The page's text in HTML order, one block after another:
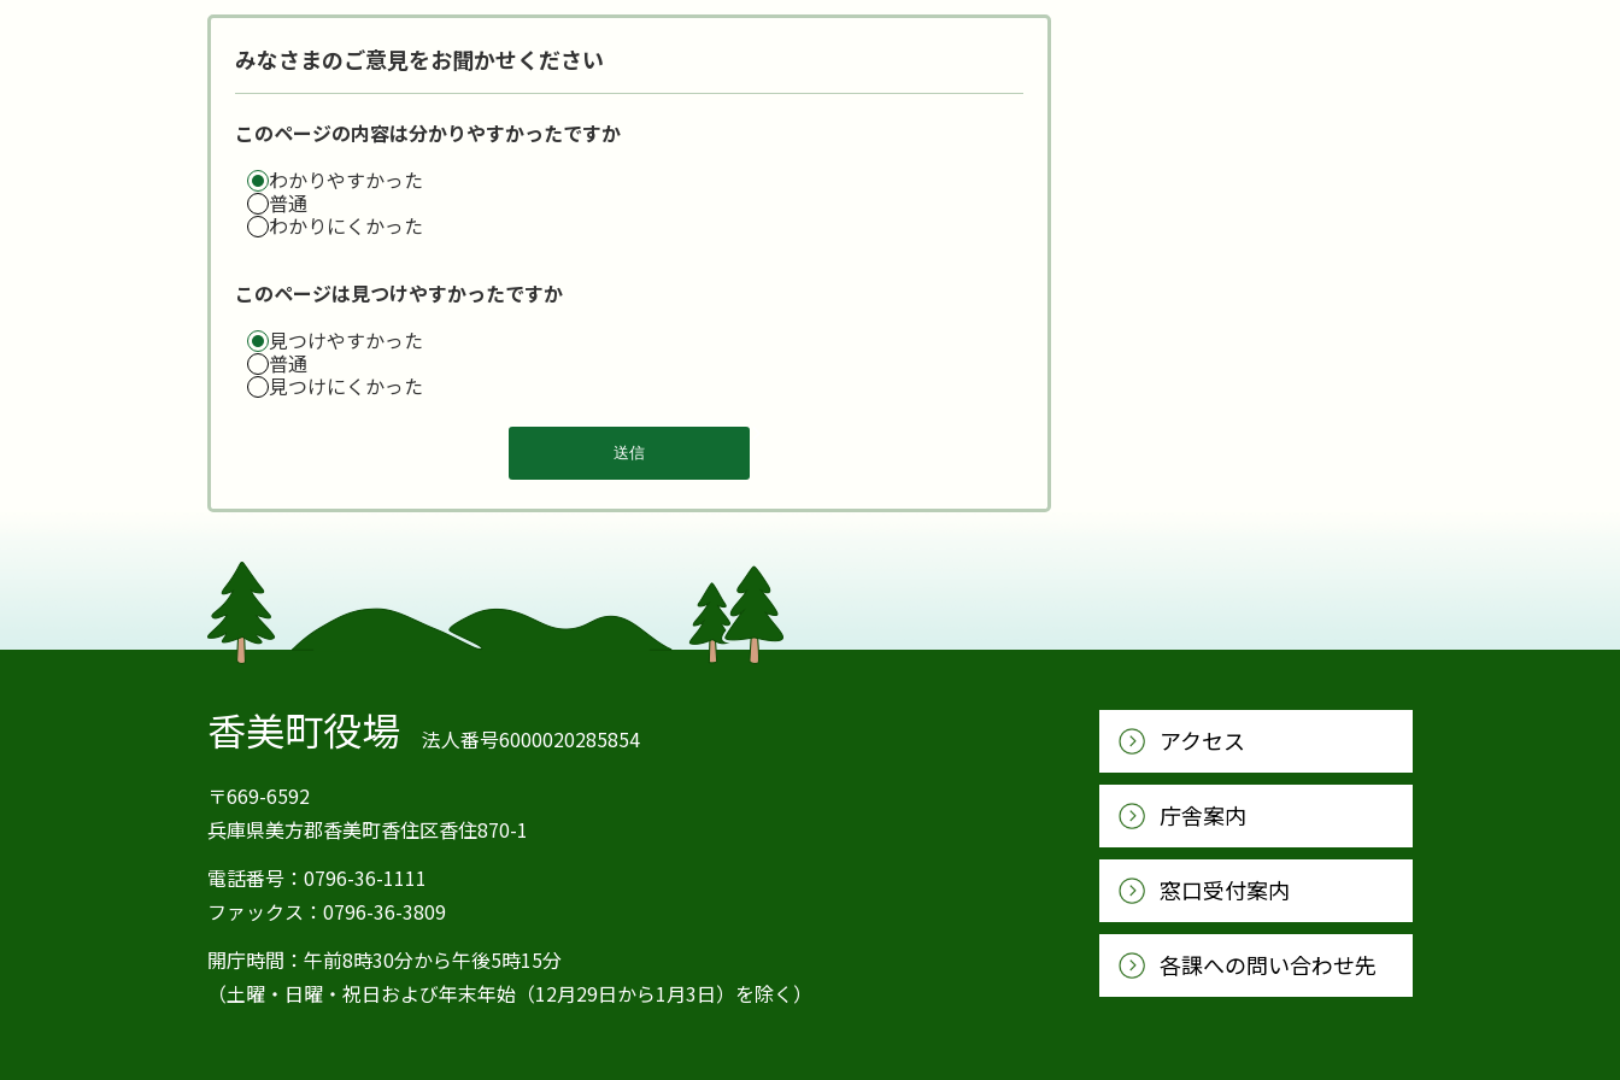
みなさまのご意見をお聞かせください
このページの内容は分かりやすかったですか
わかりやすかった
普通
わかりにくかった
このページは見つけやすかったですか
見つけやすかった
普通
見つけにくかった
香美町役場
法人番号6000020285854
〒669-6592
兵庫県美方郡香美町香住区香住870-1
電話番号：0796-36-1111
ファックス：0796-36-3809
開庁時間：午前8時30分から午後5時15分
（土曜・日曜・祝日および年末年始（12月29日から1月3日）を除く）
アクセス
庁舎案内
窓口受付案内
各課への問い合わせ先